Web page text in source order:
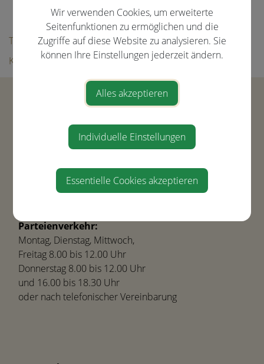
Bildergalerie
Tourismus
Kultur & Freizeit
Gemeinde Ernsthofen
4432 Ernsthofen
+43(0) 7435-8450
Parteienverkehr:
Montag, Dienstag, Mittwoch,
Freitag 8.00 bis 12.00 Uhr
Donnerstag 8.00 bis 12.00 Uhr
und 16.00 bis 18.30 Uhr
oder nach telefonischer Vereinbarung
Wir verwenden Cookies, um erweiterte
Seitenfunktionen zu ermöglichen und die
Zugriffe auf diese Website zu analysieren. Sie
können Ihre Einstellungen jederzeit ändern.
Alles akzeptieren
Individuelle Einstellungen
Essentielle Cookies akzeptieren